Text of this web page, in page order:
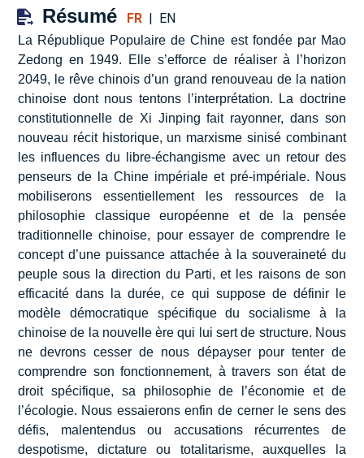
Résumé FR| EN
La République Populaire de Chine est fondée par Mao
Zedong en 1949. Elle s’efforce de réaliser à l’horizon
2049, le rêve chinois d’un grand renouveau de la nation
chinoise dont nous tentons l’interprétation. La doctrine
constitutionnelle de Xi Jinping fait rayonner, dans son
nouveau récit historique, un marxisme sinisé combinant
les influences du libre-échangisme avec un retour des
penseurs de la Chine impériale et pré-impériale. Nous
mobiliserons essentiellement les ressources de la
philosophie classique européenne et de la pensée
traditionnelle chinoise, pour essayer de comprendre le
concept d’une puissance attachée à la souveraineté du
peuple sous la direction du Parti, et les raisons de son
efficacité dans la durée, ce qui suppose de définir le
modèle démocratique spécifique du socialisme à la
chinoise de la nouvelle ère qui lui sert de structure. Nous
ne devrons cesser de nous dépayser pour tenter de
comprendre son fonctionnement, à travers son état de
droit spécifique, sa philosophie de l’économie et de
l’écologie. Nous essaierons enfin de cerner le sens des
défis, malentendus ou accusations récurrentes de
despotisme, dictature ou totalitarisme, auxquelles la